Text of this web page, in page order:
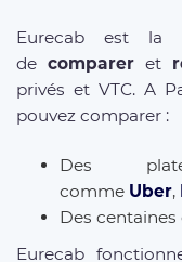
Eurecab est la
decompareret
privés et VTC. A
pouvez comparer :
Des
comme Uber,
Des
Eurecab